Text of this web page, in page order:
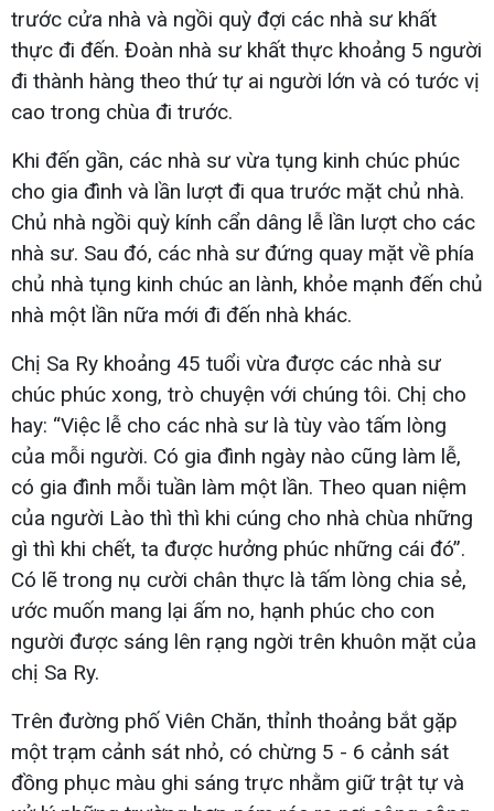
trước cửa nhà và ngồi quỳ đợi các nhà sư khất
thực đi đến. Đoàn nhà sư khất thực khoảng 5 người
đi thành hàng theo thứ tự ai người lớn và có tước vị
cao trong chùa đi trước.
Khi đến gần, các nhà sư vừa tụng kinh chúc phúc
cho gia đình và lần lượt đi qua trước mặt chủ nhà.
Chủ nhà ngồi quỳ kính cẩn dâng lễ lần lượt cho các
nhà sư. Sau đó, các nhà sư đứng quay mặt về phía
chủ nhà tụng kinh chúc an lành, khỏe mạnh đến chủ
nhà một lần nữa mới đi đến nhà khác.
Chị Sa Ry khoảng 45 tuổi vừa được các nhà sư
chúc phúc xong, trò chuyện với chúng tôi. Chị cho
hay: “Việc lễ cho các nhà sư là tùy vào tấm lòng
của mỗi người. Có gia đình ngày nào cũng làm lễ,
có gia đình mỗi tuần làm một lần. Theo quan niệm
của người Lào thì thì khi cúng cho nhà chùa những
gì thì khi chết, ta được hưởng phúc những cái đó”.
Có lẽ trong nụ cười chân thực là tấm lòng chia sẻ,
ước muốn mang lại ấm no, hạnh phúc cho con
người được sáng lên rạng ngời trên khuôn mặt của
chị Sa Ry.
Trên đường phố Viên Chăn, thỉnh thoảng bắt gặp
một trạm cảnh sát nhỏ, có chừng 5 - 6 cảnh sát
đồng phục màu ghi sáng trực nhằm giữ trật tự và